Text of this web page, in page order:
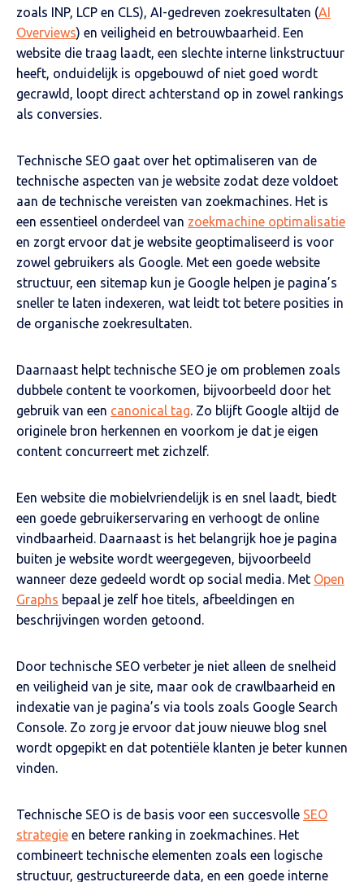
zoals INP, LCP en CLS), AI-gedreven zoekresultaten (AI
Overviews) en veiligheid en betrouwbaarheid. Een
website die traag laadt, een slechte interne linkstructuur
heeft, onduidelijk is opgebouwd of niet goed wordt
gecrawld, loopt direct achterstand op in zowel rankings
als conversies.
Technische SEO gaat over het optimaliseren van de
technische aspecten van je website zodat deze voldoet
aan de technische vereisten van zoekmachines. Het is
een essentieel onderdeel van zoekmachine optimalisatie
en zorgt ervoor dat je website geoptimaliseerd is voor
zowel gebruikers als Google. Met een goede website
structuur, een sitemap kun je Google helpen je pagina’s
sneller te laten indexeren, wat leidt tot betere posities in
de organische zoekresultaten.
Daarnaast helpt technische SEO je om problemen zoals
dubbele content te voorkomen, bijvoorbeeld door het
gebruik van een canonical tag. Zo blijft Google altijd de
originele bron herkennen en voorkom je dat je eigen
content concurreert met zichzelf.
Een website die mobielvriendelijk is en snel laadt, biedt
een goede gebruikerservaring en verhoogt de online
vindbaarheid. Daarnaast is het belangrijk hoe je pagina
buiten je website wordt weergegeven, bijvoorbeeld
wanneer deze gedeeld wordt op social media. Met Open
Graphs bepaal je zelf hoe titels, afbeeldingen en
beschrijvingen worden getoond.
Door technische SEO verbeter je niet alleen de snelheid
en veiligheid van je site, maar ook de crawlbaarheid en
indexatie van je pagina’s via tools zoals Google Search
Console. Zo zorg je ervoor dat jouw nieuwe blog snel
wordt opgepikt en dat potentiële klanten je beter kunnen
vinden.
Technische SEO is de basis voor een succesvolle SEO
strategie en betere ranking in zoekmachines. Het
combineert technische elementen zoals een logische
structuur, gestructureerde data, en een goede interne